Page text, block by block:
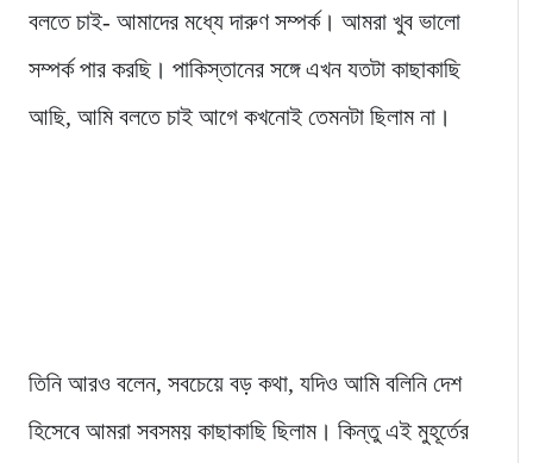
বলতে চাই- আমাদের মধ্যে দারুণ সম্পর্ক। আমরা খুব ভালো
সম্পর্ক পার করছি। পাকিস্তানের সঙ্গে এখন যতটা কাছাকাছি
আছি, আমি বলতে চাই আগে কখনোই তেমনটা ছিলাম না।
তিনি আরও বলেন, সবচেয়ে বড় কথা, যদিও আমি বলিনি দেশ
হিসেবে আমরা সবসময় কাছাকাছি ছিলাম। কিন্তু এই মুহূর্তের